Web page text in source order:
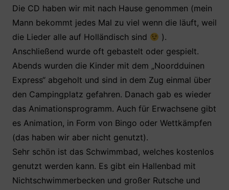
Die CD haben wir mit nach Hause genommen (mein
Mann bekommt jedes Mal zu viel wenn die läuft, weil
die Lieder alle auf Holländisch sind
).
Anschließend wurde oft gebastelt oder gespielt.
Abends wurden die Kinder mit dem „Noordduinen
Express“ abgeholt und sind in dem Zug einmal über
den Campingplatz gefahren. Danach gab es wieder
das Animationsprogramm. Auch für Erwachsene gibt
es Animation, in Form von Bingo oder Wettkämpfen
(das haben wir aber nicht genutzt).
Sehr schön ist das Schwimmbad, welches kostenlos
genutzt werden kann. Es gibt ein Hallenbad mit
Nichtschwimmerbecken und großer Rutsche und